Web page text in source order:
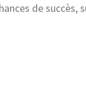
de succès,